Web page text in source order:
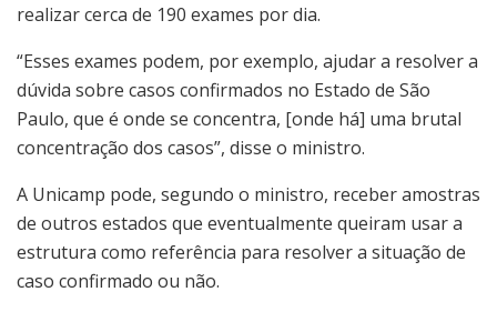
realizar cerca de 190 exames por dia.
“Esses exames podem, por exemplo, ajudar a resolver a
dúvida sobre casos confirmados no Estado de São
Paulo, que é onde se concentra, [onde há] uma brutal
concentração dos casos”, disse o ministro.
A Unicamp pode, segundo o ministro, receber amostras
de outros estados que eventualmente queiram usar a
estrutura como referência para resolver a situação de
caso confirmado ou não.